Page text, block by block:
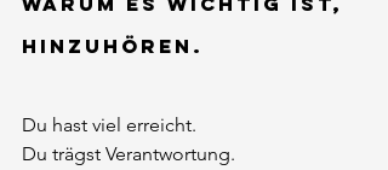
hinzuhören.
Du hast viel erreicht.
Du trägst Verantwortung.